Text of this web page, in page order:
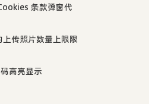
条款弹窗代
传照片数量上限限
高亮显示